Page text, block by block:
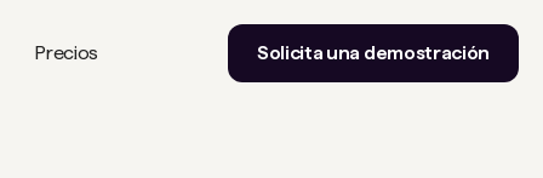
Precios Solicita una demostración